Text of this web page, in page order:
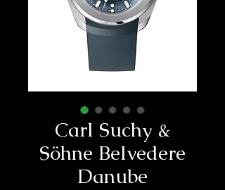
Carl Suchy &
Söhne Belvedere
Danube